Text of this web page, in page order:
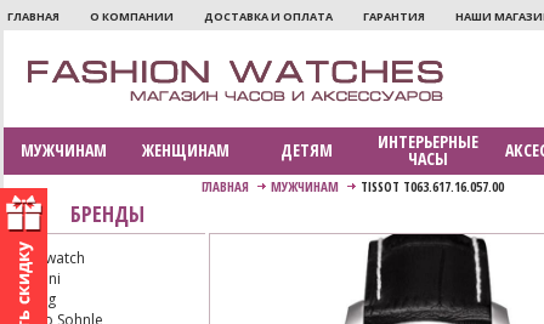
ГЛАВНАЯ О КОМПАНИИ ДОСТАВКА И ОПЛАТА ГАРАНТИЯ НАШИ
МУЖЧИНАМ ЖЕНЩИНАМ ДЕТЯМ ИНТЕРЬЕРНЫЕ
ЧАСЫ
ГЛАВНАЯ МУЖЧИНАМ TISSOT T063.617.16.057.00
БРЕНДЫ
Aerowatch
Armani
Bering
Bruno Sohnle